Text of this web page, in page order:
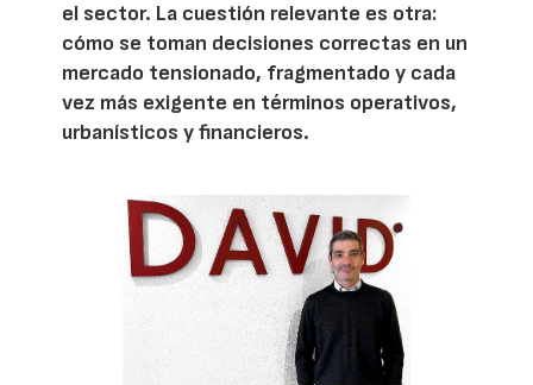
el sector. La cuestión relevante es otra:
cómo se toman decisiones correctas en un
mercado tensionado, fragmentado y cada
vez más exigente en términos operativos,
urbanísticos y financieros.